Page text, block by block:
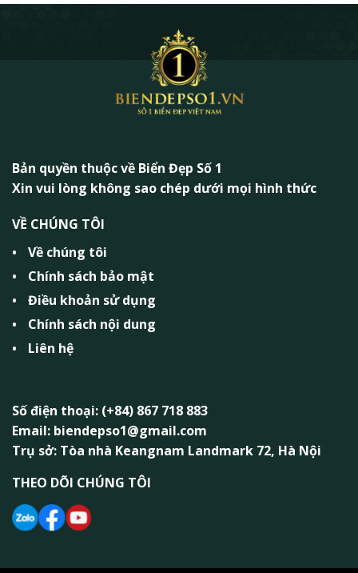
Bản quyền thuộc về Biển Đẹp Số 1
Xin vui lòng không sao chép dưới mọi hình thức
VỀ CHÚNG TÔI
Về chúng tôi
Chính sách bảo mật
Điều khoản sử dụng
Chính sách nội dung
Liên hệ
Số điện thoại: (+84) 867 718 883
Email: biendepso1@gmail.com
Trụ sở: Tòa nhà Keangnam Landmark 72, Hà Nội
THEO DÕI CHÚNG TÔI